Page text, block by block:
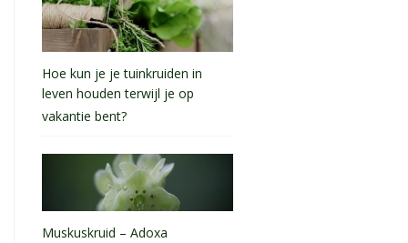
Hoe kun je je tuinkruiden in
leven houden terwijl je op
vakantie bent?
Muskuskruid – Adoxa